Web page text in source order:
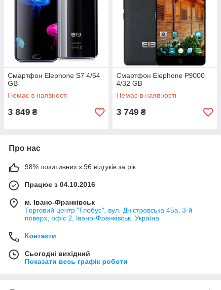
Смартфон Elephone S7 4/64
GB
Немає в наявності
3 849 ₴
Смартфон Elephone P9000
4/32 GB
Немає в наявності
3 749 ₴
Про нас
98% позитивних з 96 відгуків за рік
Працює з 04.10.2016
м. Івано-Франківськ
Торговий центр "Глобус", вул. Дністровська 45а, 3-й
поверх, офіс 2, Івано-Франківськ, Україна
Контакти
Сьогодні вихідний
Показати весь графік роботи